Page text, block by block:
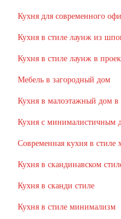
Кухня для современного
Кухня в стиле лаунж из
Кухня в стиле лаунж в
Мебель в загородный дом
Кухня в малоэтажный дом в
Кухня с минималистичным
Современная кухня в стиле
Кухня в скандинавском
Кухня в сканди стиле
Кухня в стиле минимализм